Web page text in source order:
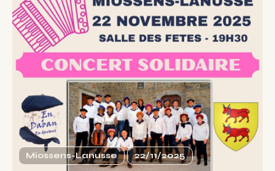
Miossens-Lanusse 22/11/2025